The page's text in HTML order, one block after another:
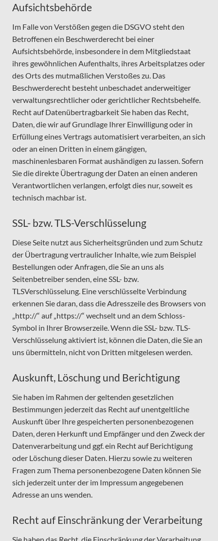
Aufsichtsbehörde
Im Falle von Verstößen gegen die DSGVO steht den
Betroffenen ein Beschwerderecht bei einer
Aufsichtsbehörde, insbesondere in dem Mitgliedstaat
ihres gewöhnlichen Aufenthalts, ihres Arbeitsplatzes oder
des Orts des mutmaßlichen Verstoßes zu. Das
Beschwerderecht besteht unbeschadet anderweitiger
verwaltungsrechtlicher oder gerichtlicher Rechtsbehelfe.
Recht auf Datenübertragbarkeit Sie haben das Recht,
Daten, die wir auf Grundlage Ihrer Einwilligung oder in
Erfüllung eines Vertrags automatisiert verarbeiten, an sich
oder an einen Dritten in einem gängigen,
maschinenlesbaren Format aushändigen zu lassen. Sofern
Sie die direkte Übertragung der Daten an einen anderen
Verantwortlichen verlangen, erfolgt dies nur, soweit es
technisch machbar ist.
SSL- bzw. TLS-Verschlüsselung
Diese Seite nutzt aus Sicherheitsgründen und zum Schutz
der Übertragung vertraulicher Inhalte, wie zum Beispiel
Bestellungen oder Anfragen, die Sie an uns als
Seitenbetreiber senden, eine SSL- bzw.
TLSVerschlüsselung. Eine verschlüsselte Verbindung
erkennen Sie daran, dass die Adresszeile des Browsers von
„http://“ auf „https://“ wechselt und an dem Schloss-
Symbol in Ihrer Browserzeile. Wenn die SSL- bzw. TLS-
Verschlüsselung aktiviert ist, können die Daten, die Sie an
uns übermitteln, nicht von Dritten mitgelesen werden.
Auskunft, Löschung und Berichtigung
Sie haben im Rahmen der geltenden gesetzlichen
Bestimmungen jederzeit das Recht auf unentgeltliche
Auskunft über Ihre gespeicherten personenbezogenen
Daten, deren Herkunft und Empfänger und den Zweck der
Datenverarbeitung und ggf. ein Recht auf Berichtigung
oder Löschung dieser Daten. Hierzu sowie zu weiteren
Fragen zum Thema personenbezogene Daten können Sie
sich jederzeit unter der im Impressum angegebenen
Adresse an uns wenden.
Recht auf Einschränkung der Verarbeitung